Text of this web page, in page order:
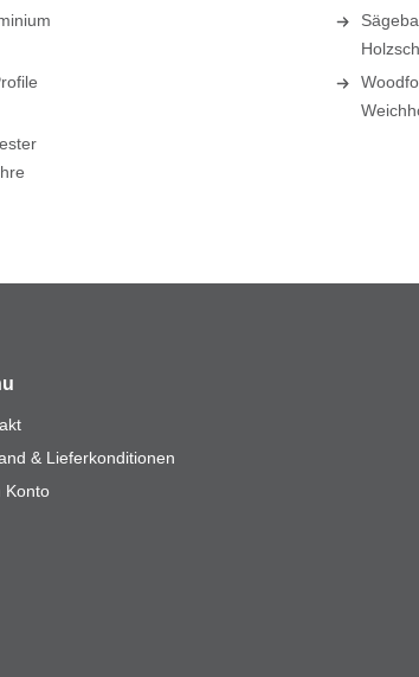
& Lieferkonditionen
Konto